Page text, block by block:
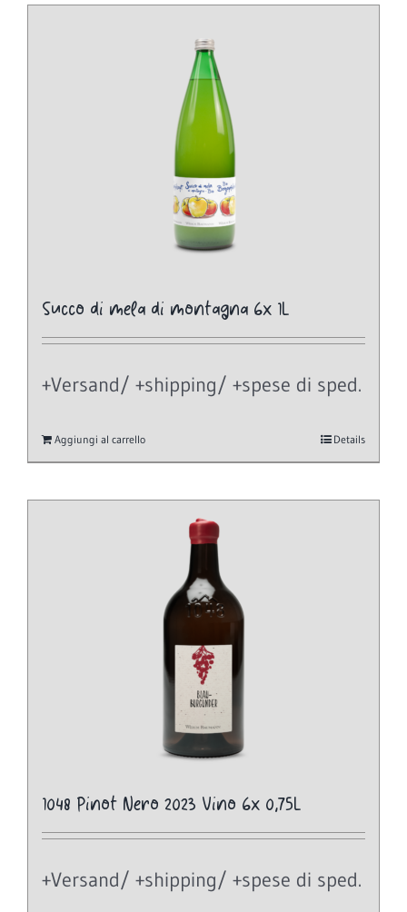
Succo di mela di montagna 6x 1L
+Versand/ +shipping/ +spese di sped.
Aggiungi al carrello Details
1048 Pinot Nero 2023 Vino 6x 0,75L
+Versand/ +shipping/ +spese di sped.